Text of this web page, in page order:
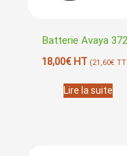
Batterie Avaya
18,00€HT (21,60€
Lire la suite